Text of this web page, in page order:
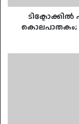
മരിച്ചു
ടിക്ടോക്കിൽ
കൊലപാതകം;